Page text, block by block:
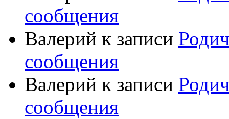
сообщения
Валерий к записи
сообщения
Валерий к записи
сообщения